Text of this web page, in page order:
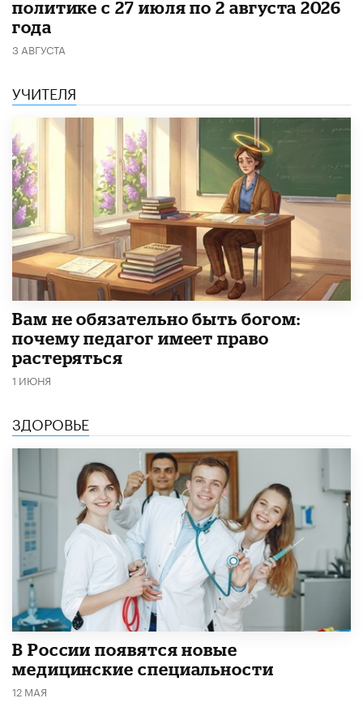
политике с 27 июля по 2 августа 2026
года
3 АВГУСТА
УЧИТЕЛЯ
​Вам не обязательно быть богом:
почему педагог имеет право
растеряться
1 ИЮНЯ
ЗДОРОВЬЕ
В России появятся новые
медицинские специальности
12 МАЯ